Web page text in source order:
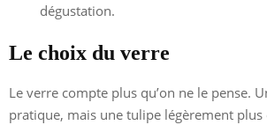
dégustation.
Le choix du verre
Le verre compte plus qu’on ne le pense.
pratique, mais une tulipe légèrement